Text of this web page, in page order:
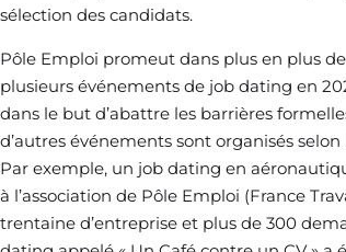
sélection des candidats.
Pôle Emploi promeut dans plus en plus
plusieurs événements de job dating en
dans le but d’abattre les barrières
d’autres événements sont organisés
Par exemple, un job dating en
à l’association de Pôle Emploi (France
trentaine d’entreprise et plus de 300